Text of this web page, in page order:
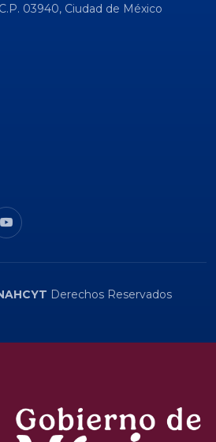
03940, Ciudad de México
Derechos Reservados